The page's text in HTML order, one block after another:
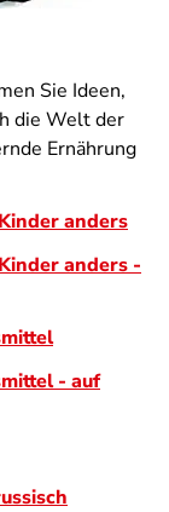
Sie Ideen,
die Welt der
Ernährung
anders
anders -
- auf